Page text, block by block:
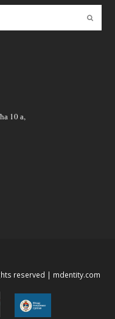
10 а,
reserved | mdentity.com